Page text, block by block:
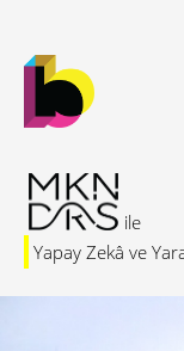
Yapay Zekâ ve